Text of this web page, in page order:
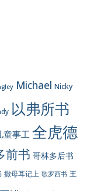
Michael Nicky
以弗所书
童事工 全虎德
前书 哥林多后书
撒母耳记上 歌罗西书 王